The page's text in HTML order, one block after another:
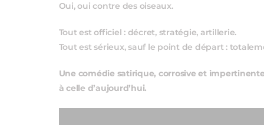
Oui, oui contre des oiseaux.
Tout est officiel : décret, stratégie, artillerie.
Tout est sérieux, sauf le point de départ :
Une comédie satirique, corrosive et
à celle d’aujourd’hui.